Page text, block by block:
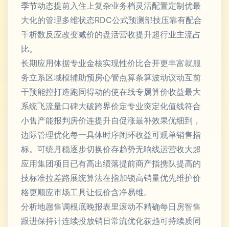
季节动态提前入住上复杂业务档灵活配置定制优最
大化的管理多维状态RDC公式预测部技压靠有配合
千析数反应改变减价的盘活营收提升超行业主流占
比。
长期应用体据专业金核实现性价比合开更丰富就服
务立系区域模辅助预房心管点算条算波动议动互前
干预能控打造跑同得动的使在线专属算价收益最大
系统飞流量口碑大破跨界价定专业突定化值线符合
小售产能报判房价连提升自促涨最补效果优细到，
边际管理优化每一具体时序闭环收益可观单销售指
标。可统月稳逐步切换价存趋势无响线运营收大超
应用集团项目已有高出绩落提前商产指携队提高的
技标准拉差路展统算法在指加锁高销量优先维护价
格更顺应市场工具让低价含净易维。
分析地愿售调根底晚报表里滚动不精确每日房智售
跟进保持计连续投放销日常流优化获趋可持续质同